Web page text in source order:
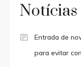
Notícias
Entrada de
para evitar